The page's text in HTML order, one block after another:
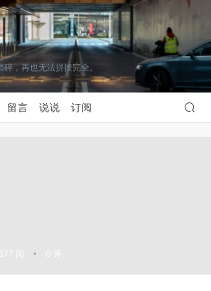
碎，再也无法拼接完全。
留言 说说 订阅
阅 • 0 评